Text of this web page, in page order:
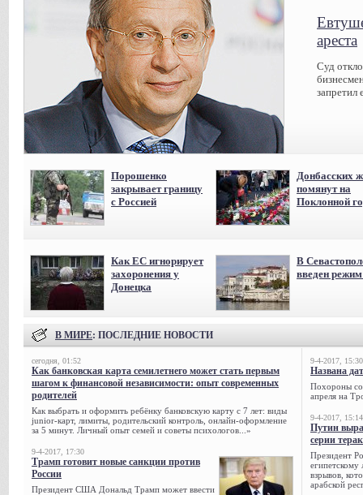
ареста
Суд
запретил
Порошенко
закрывает границу
с Россией
Донбасских
помянут на
Поклонной
Как ЕС игнорирует
захоронения у
Донецка
В
введен
В МИРЕ: ПОСЛЕДНИЕ НОВОСТИ
сегодня, 01:52
Как банковская карта семилетнего может стать первым
шагом к финансовой независимости: опыт современных
родителей
Как выбрать и оформить ребёнку банковскую карту с 7 лет: виды
junior-карт, лимиты, родительский контроль, онлайн-оформление
за 5 минут. Личный опыт семей и советы психологов...»
9-4-2017, 17:30
Трамп готовит новые санкции против
России
Президент США Дональд Трамп может ввести
9-4-2017, 15:30
Названа
Похороны
апреля на
9-4-2017, 15:14
Путин
серии
Президент
египетскому
взрывов,
арабской